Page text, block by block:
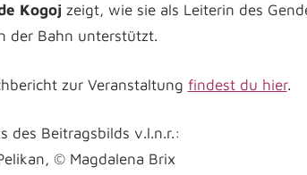
Kogoj zeigt, wie sie als Leiterin des
der Bahn unterstützt.
zur Veranstaltung findest du hier.
des Beitragsbilds v.l.n.r.:
© Magdalena Brix